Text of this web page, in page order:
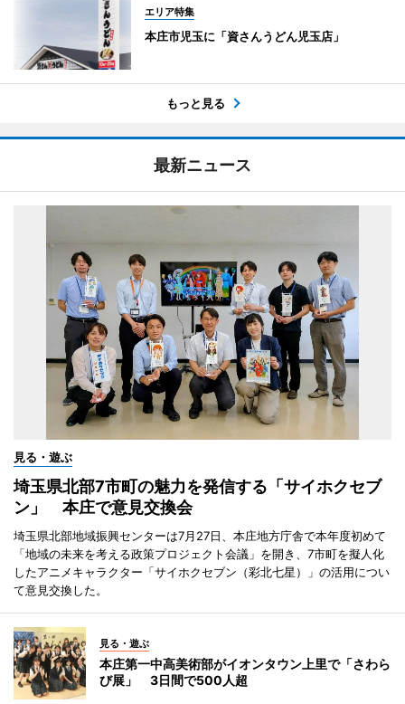
エリア特集
本庄市児玉に「資さんうどん児玉店」
もっと見る
最新ニュース
見る・遊ぶ
埼玉県北部7市町の魅力を発信する「サイホクセブ
ン」 本庄で意見交換会
埼玉県北部地域振興センターは7月27日、本庄地方庁舎で本年度初めて
「地域の未来を考える政策プロジェクト会議」を開き、7市町を擬人化
したアニメキャラクター「サイホクセブン（彩北七星）」の活用につい
て意見交換した。
見る・遊ぶ
本庄第一中高美術部がイオンタウン上里で「さわら
び展」 3日間で500人超